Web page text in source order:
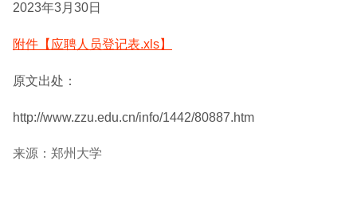
2023年3月30日
附件【应聘人员登记表.xls】
原文出处：
http://www.zzu.edu.cn/info/1442/80887.htm
来源：郑州大学